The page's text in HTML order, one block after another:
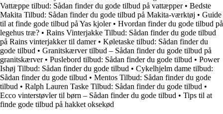
Vattæppe tilbud: Sådan finder du gode tilbud på vattæpper• Bedste
Makita Tilbud: Sådan finder du gode tilbud på Makita-værktøj • Guide
til at finde gode tilbud på Yas kjoler• Hvordan finder du gode tilbud på
legehus træ? • Rains Vinterjakke Tilbud: Sådan finder du gode tilbud
på Rains vinterjakker til damer• Køletaske tilbud: Sådan finder du
gode tilbud • Granitskærver tilbud – Sådan finder du gode tilbud på
granitskærver• Puslebord tilbud: Sådan finder du gode tilbud • Power
Ishøj Tilbud: Sådan finder du gode tilbud • Cykelhjelm dame tilbud:
Sådan finder du gode tilbud • Mentos Tilbud: Sådan finder du gode
tilbud • Ralph Lauren Taske Tilbud: Sådan finder du gode tilbud •
Ecco vinterstøvler til børn – Sådan finder du gode tilbud • Tips til at
finde gode tilbud på hakket oksekød